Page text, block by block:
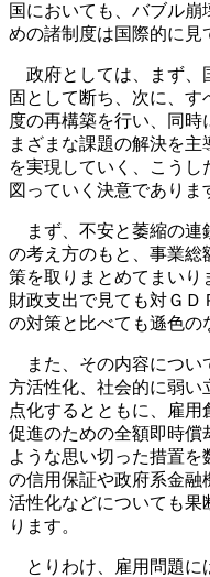
国においても、バブル
めの諸制度は国際的に見
政府としては、まず、
固として断ち、次に、す
度の再構築を行い、同時
まざまな課題の解決を
を実現していく、こう
図っていく決意でありま
まず、不安と萎縮の連
の考え方のもと、事業総
策を取りまとめてまいり
財政支出で見ても対ＧＤ
の対策と比べても遜色の
また、その内容につい
方活性化、社会的に弱い
点化するとともに、雇
促進のための全額即時償
ような思い切った措置
の信用保証や政府系金融
活性化などについても果
ります。
とりわけ、雇用問題に